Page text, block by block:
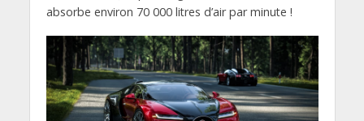
absorbe environ 70 000 litres d’air par minute !